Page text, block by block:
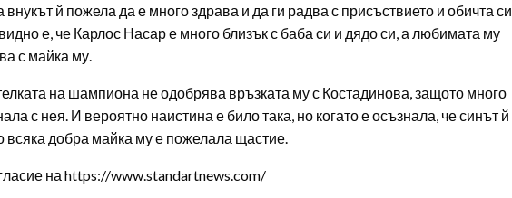
й пожела да е много здрава и да ги радва с присъствието и обичта си
е, че Карлос Насар е много близък с баба си и дядо си, а любимата му
с майка му.
на шампиона не одобрява връзката му с Костадинова, защото много
с нея. И вероятно наистина е било така, но когато е осъзнала, че синът й
всяка добра майка му е пожелала щастие.
на https://www.standartnews.com/